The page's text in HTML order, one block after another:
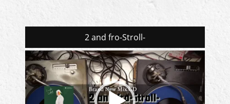
2 and fro-Stroll-
動
画
プ
レ
ー